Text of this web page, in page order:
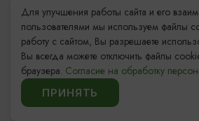
Компас Балтийской кухни
Настоящий Калининградец
Для улучшения работы сайта и его
пользователями мы используем файлы
работу с сайтом, Вы разрешаете
Вы всегда можете отключить файлы
браузера. Согласие на обработку
ПРИНЯТЬ